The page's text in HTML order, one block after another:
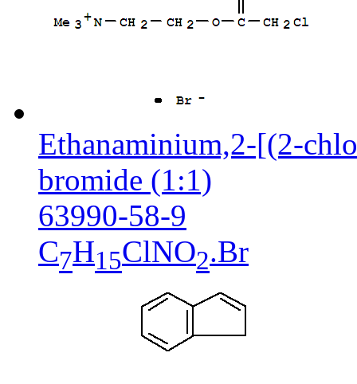
Ethanaminium,2-[(2-
bromide (1:1)
63990-58-9
C7H15ClNO2.Br